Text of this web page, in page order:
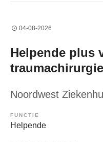
04-08-2026
Helpende plus
traumachirurgie
Noordwest
FUNCTIE
Helpende